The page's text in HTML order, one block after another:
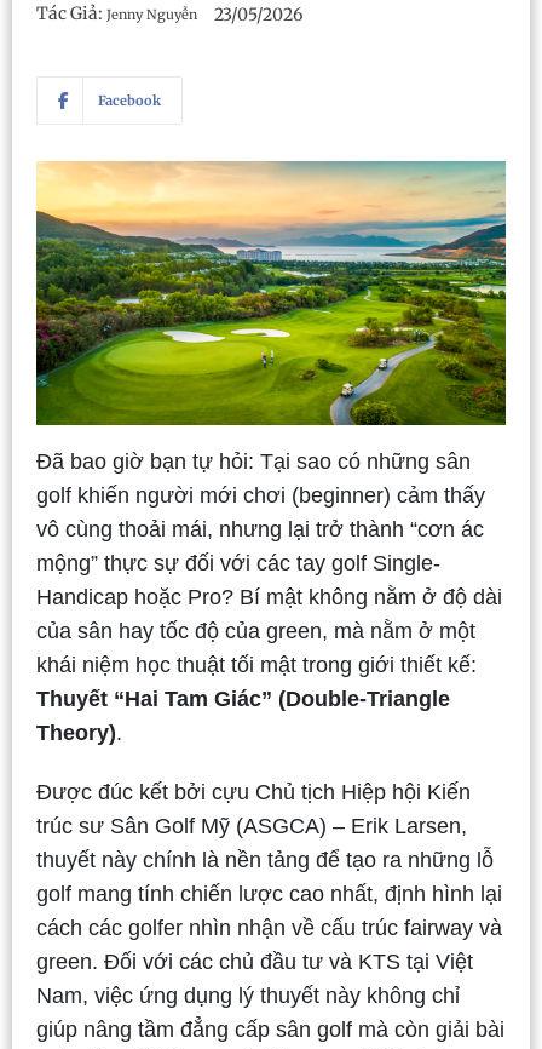
Tác Giả: Jenny Nguyễn 23/05/2026
Facebook
Đã bao giờ bạn tự hỏi: Tại sao có những sân
golf khiến người mới chơi (beginner) cảm thấy
vô cùng thoải mái, nhưng lại trở thành “cơn ác
mộng” thực sự đối với các tay golf Single-
Handicap hoặc Pro? Bí mật không nằm ở độ dài
của sân hay tốc độ của green, mà nằm ở một
khái niệm học thuật tối mật trong giới thiết kế:
Thuyết “Hai Tam Giác” (Double-Triangle
Theory).
Được đúc kết bởi cựu Chủ tịch Hiệp hội Kiến
trúc sư Sân Golf Mỹ (ASGCA) – Erik Larsen,
thuyết này chính là nền tảng để tạo ra những lỗ
golf mang tính chiến lược cao nhất, định hình lại
cách các golfer nhìn nhận về cấu trúc fairway và
green. Đối với các chủ đầu tư và KTS tại Việt
Nam, việc ứng dụng lý thuyết này không chỉ
giúp nâng tầm đẳng cấp sân golf mà còn giải bài